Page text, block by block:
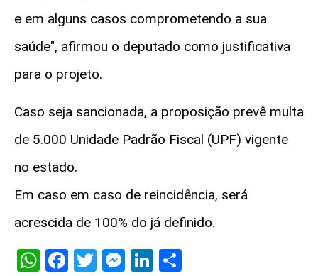
e em alguns casos comprometendo a sua
saúde", afirmou o deputado como justificativa
para o projeto.
Caso seja sancionada, a proposição prevê multa
de 5.000 Unidade Padrão Fiscal (UPF) vigente
no estado.
Em caso em caso de reincidência, será
acrescida de 100% do já definido.
WhatsApp
Facebook
TwitterMessenger
LinkedIn